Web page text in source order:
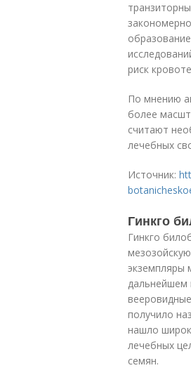
риск
По мнению
более
считают
лечебных
Источник:
Гинкго
Гинкго
экземпляры
дальнейшем
получило
нашло
лечебных
семян.